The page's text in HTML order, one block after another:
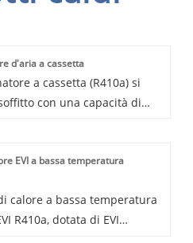
d'aria a cassetta
a cassetta (R410a) si
con una capacità di
e risparmiare spazio. E il
prestazioni di
e riscaldamento potenti
Facile controllo tramite il
EVI a bassa temperatura
calore a bassa temperatura
R410a, dotata di EVI